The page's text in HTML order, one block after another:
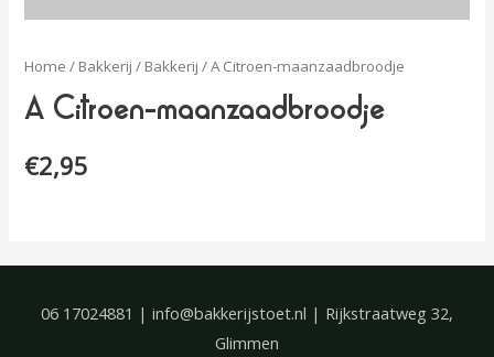
Home / Bakkerij / Bakkerij / A Citroen-maanzaadbroodje
A Citroen-maanzaadbroodje
€2,95
06 17024881 | info@bakkerijstoet.nl | Rijkstraatweg 32,
Glimmen